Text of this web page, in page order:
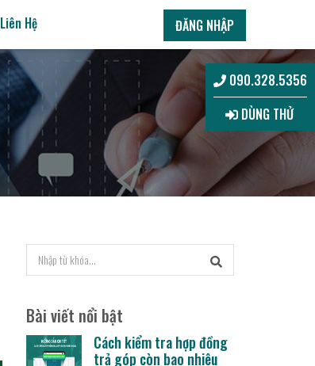
Liên Hệ ĐĂNG NHẬP
Bài viết nổi bật
Cách kiểm tra hợp đồng
trả góp còn bao nhiêu
090.328.5356
DÙNG THỬ